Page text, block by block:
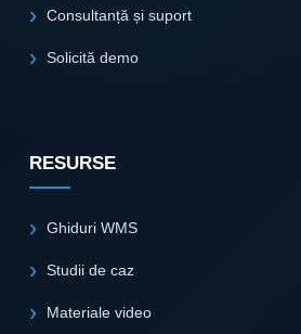
Consultanță și suport
Solicită demo
RESURSE
Ghiduri WMS
Studii de caz
Materiale video